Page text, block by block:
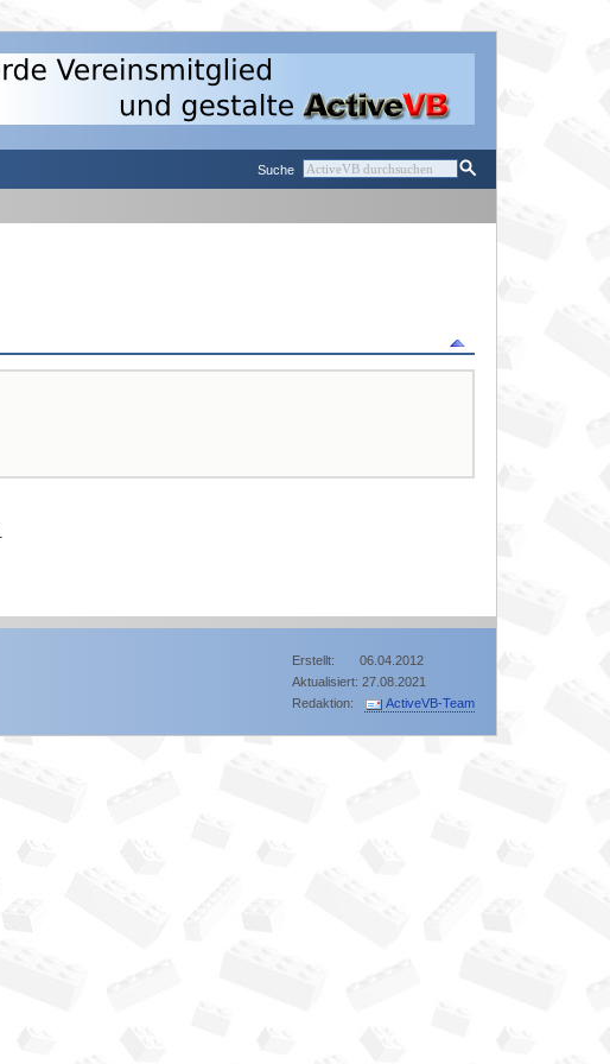
Suche
Erstellt: 06.04.2012
Aktualisiert: 27.08.2021
Redaktion:
ActiveVB-Team